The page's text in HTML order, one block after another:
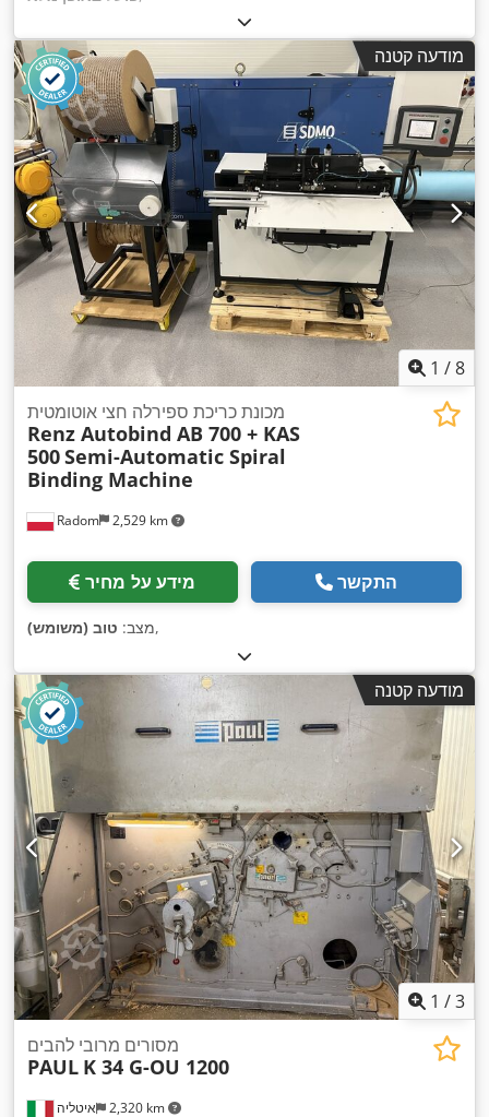
מודעה קטנה
1 /8
Radom 2,529 km
מכונת כריכת ספירלה חצי אוטומטית
Renz Autobind AB 700 + KAS
500Semi-Automatic Spiral
Binding Machine
מידע על מחיר התקשר
מצב: טוב (משומש) ,
מודעה קטנה
1 /3
איטליה 2,320 km
מסורים מרובי להבים
PAUL K 34 G-OU 1200